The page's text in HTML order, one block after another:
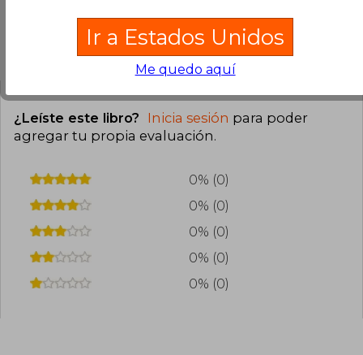
Opiniones del libro
¿Leíste este libro? Inicia sesión para poder
agregar tu propia evaluación.
0% (0)
0% (0)
0% (0)
0% (0)
0% (0)
Ir a Estados Unidos
Me quedo aquí